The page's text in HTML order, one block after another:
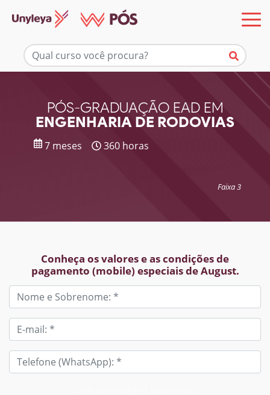
PÓS-GRADUAÇÃO EAD EM
ENGENHARIA DE RODOVIAS
7 meses 360 horas
Faixa 3
Conheça os valores e as condições de
pagamento (mobile) especiais de August.
Mais informações